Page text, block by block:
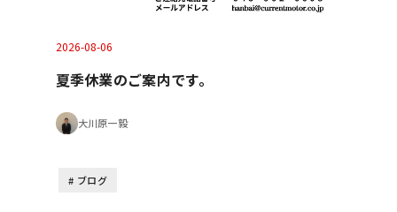
2026-08-06
夏季休業のご案内です。
大川原一毅
ブログ